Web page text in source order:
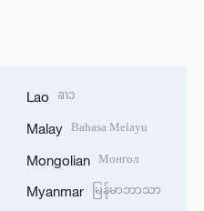
Lao ລາວ
Malay Bahasa Melayu
Mongolian Монгол
Myanmar မြန်မာဘာသာ